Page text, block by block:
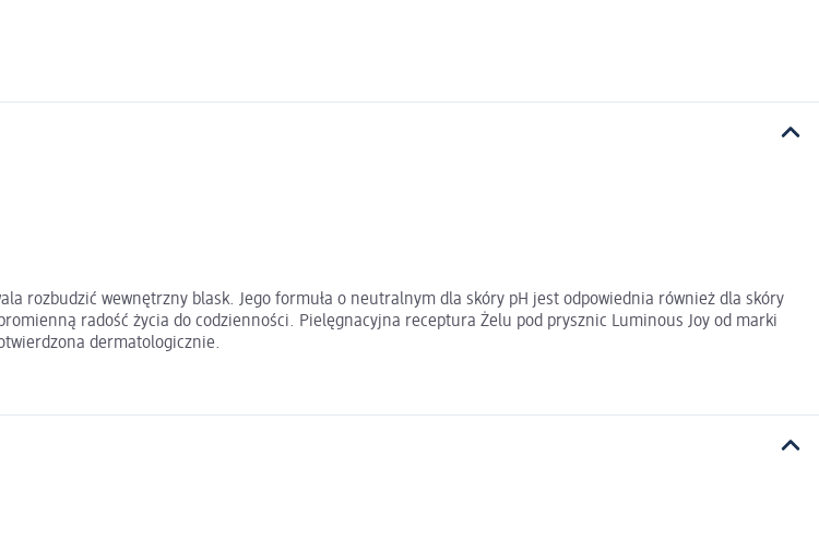
rozbudzić wewnętrzny blask. Jego formuła o neutralnym dla skóry pH jest odpowiednia również dla skóry
radość życia do codzienności. Pielęgnacyjna receptura Żelu pod prysznic Luminous Joy od marki
dermatologicznie.